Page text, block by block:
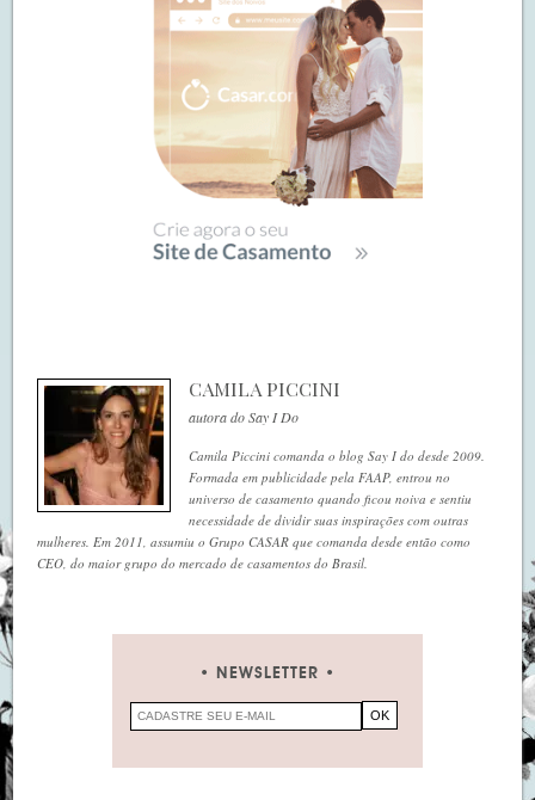
CAMILA PICCINI
autora do Say I Do
Camila Piccini comanda o blog Say I do desde 2009.
Formada em publicidade pela FAAP, entrou no
universo de casamento quando ficou noiva e sentiu
necessidade de dividir suas inspirações com outras
mulheres. Em 2011, assumiu o Grupo CASAR que comanda desde então como
CEO, do maior grupo do mercado de casamentos do Brasil.
NEWSLETTER